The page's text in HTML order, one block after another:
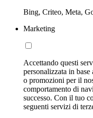
Bing, Criteo, Meta,
Marketing
Accettando questi
personalizzata in
o promozioni per il
comportamento di
successo. Con il tuo
seguenti servizi di